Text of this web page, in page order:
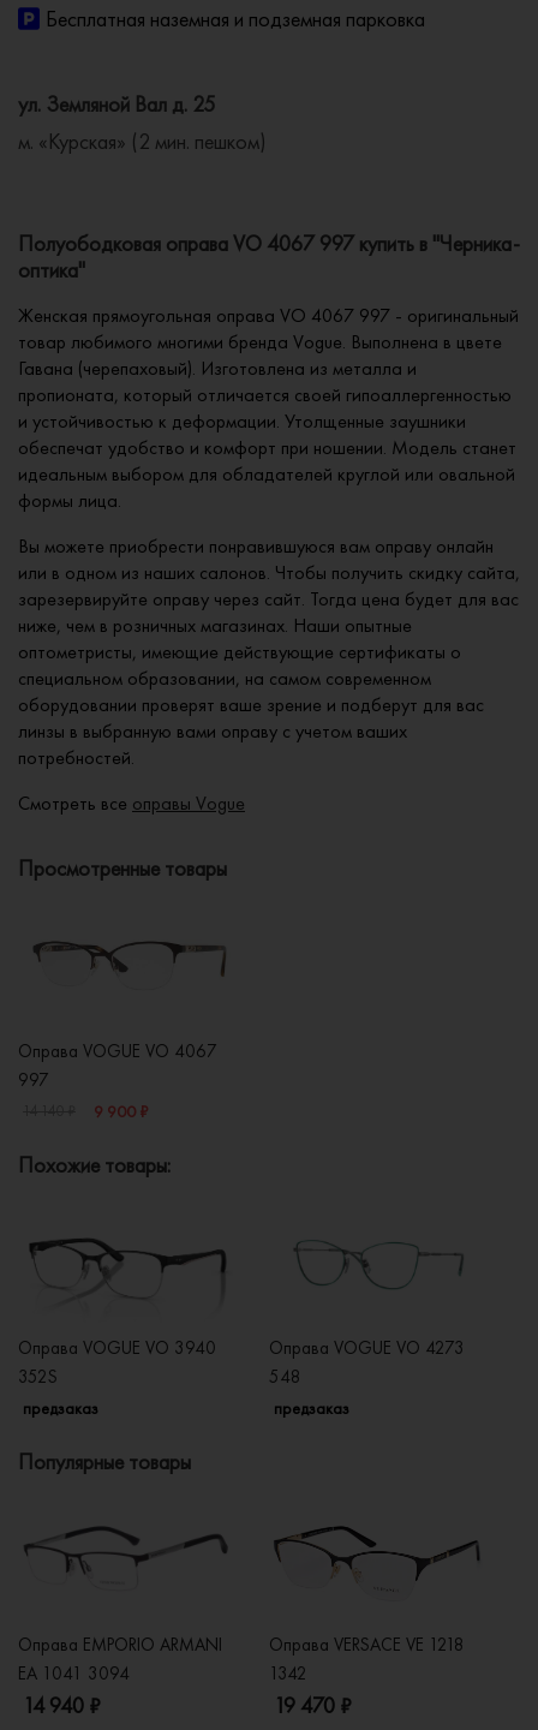
Бесплатная наземная и подземная парковка
ул. Земляной Вал д. 25
м. «Курская» (2 мин. пешком)
Полуободковая оправа VO 4067 997 купить в "Черника-
оптика"
Женская прямоугольная оправа VO 4067 997 - оригинальный
товар любимого многими бренда Vogue. Выполнена в цвете
Гавана (черепаховый). Изготовлена из металла и
пропионата, который отличается своей гипоаллергенностью
и устойчивостью к деформации. Утолщенные заушники
обеспечат удобство и комфорт при ношении. Модель станет
идеальным выбором для обладателей круглой или овальной
формы лица.
Вы можете приобрести понравившуюся вам оправу онлайн
или в одном из наших салонов. Чтобы получить скидку сайта,
зарезервируйте оправу через сайт. Тогда цена будет для вас
ниже, чем в розничных магазинах. Наши опытные
оптометристы, имеющие действующие сертификаты о
специальном образовании, на самом современном
оборудовании проверят ваше зрение и подберут для вас
линзы в выбранную вами оправу с учетом ваших
потребностей.
Смотреть все оправы Vogue
Просмотренные товары
Оправа VOGUE VO 4067
997
9 900 ₽
Похожие товары:
Оправа VOGUE VO 3940
352S
предзаказ
Оправа VOGUE VO 4273
548
предзаказ
Популярные товары
Оправа EMPORIO ARMANI
EA 1041 3094
14 940 ₽
Оправа VERSACE VE 1218
1342
19 470 ₽